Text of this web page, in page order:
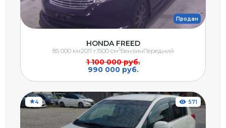
Продан
HONDA FREED
1 100 000 руб.
990 000 руб.
85 000 км2011 г.1500 см3БензинПередний
4 571